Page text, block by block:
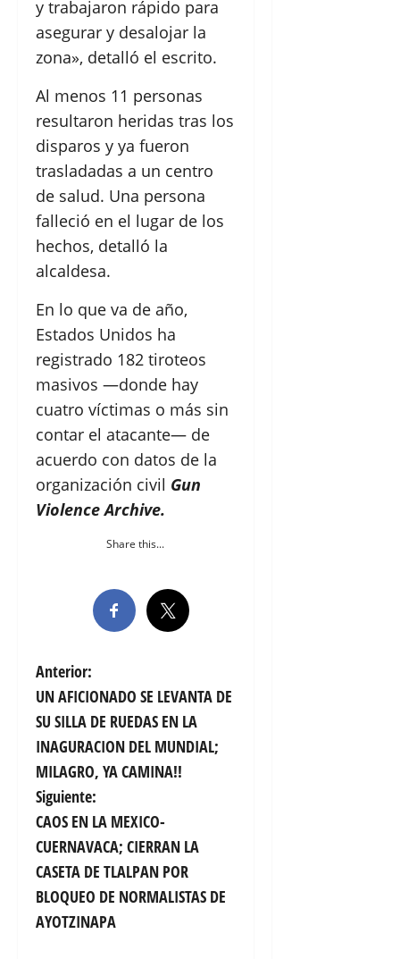
y trabajaron rápido para
asegurar y desalojar la
zona», detalló el escrito.
Al menos 11 personas
resultaron heridas tras los
disparos y ya fueron
trasladadas a un centro
de salud. Una persona
falleció en el lugar de los
hechos, detalló la
alcaldesa.
En lo que va de año,
Estados Unidos ha
registrado 182 tiroteos
masivos —donde hay
cuatro víctimas o más sin
contar el atacante— de
acuerdo con datos de la
organización civil Gun
Violence Archive.
Share this...
N
a
v
e
g
a
c
i
Anterior:
UN AFICIONADO SE LEVANTA DE
SU SILLA DE RUEDAS EN LA
INAGURACION DEL MUNDIAL;
MILAGRO, YA CAMINA!!
Siguiente:
CAOS EN LA MEXICO-
CUERNAVACA; CIERRAN LA
CASETA DE TLALPAN POR
BLOQUEO DE NORMALISTAS DE
AYOTZINAPA